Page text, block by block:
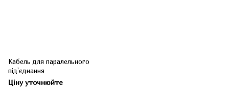
Кабель для паралельного
під'єднання
Ціну уточнюйте